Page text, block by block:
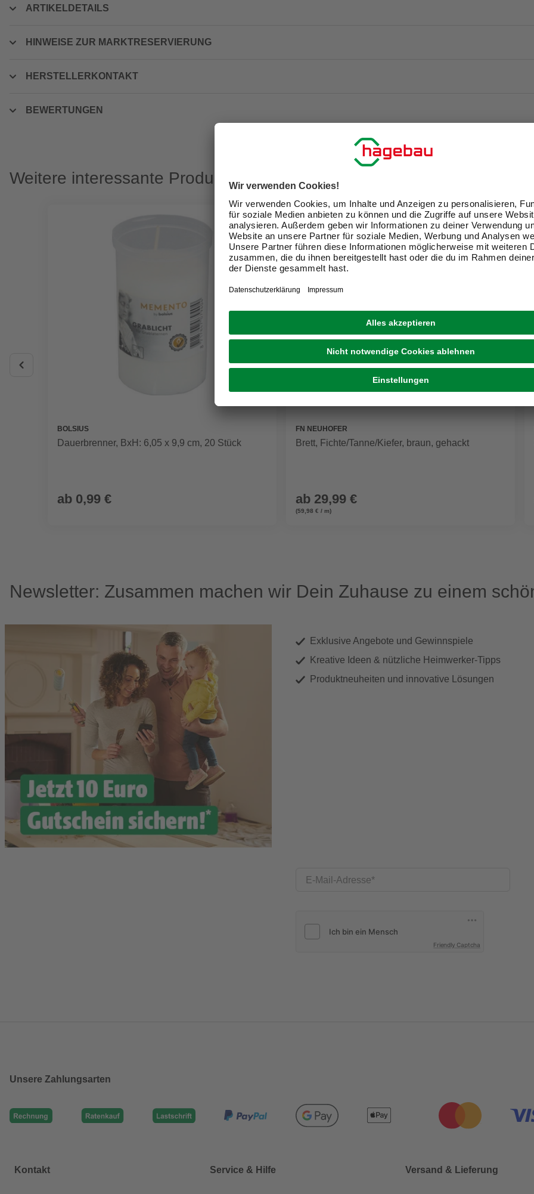
ARTIKELDETAILS
HINWEISE ZUR MARKTRESERVIERUNG
HERSTELLERKONTAKT
BEWERTUNGEN
Weitere interessante Produkte
BOLSIUS
Dauerbrenner, BxH: 6,05 x 9,9 cm, 20 Stück
ab 0,99 €
FN NEUHOFER
Brett, Fichte/Tanne/Kiefer, braun, gehackt
ab 29,99 €
(59,98 € / m)
Newsletter: Zusammen machen wir Dein Zuhause zu einem
Exklusive Angebote und Gewinnspiele
Kreative Ideen & nützliche Heimwerker-Tipps
Produktneuheiten und innovative Lösungen
E-Mail-Adresse
Friendly Captcha
Unsere Zahlungsarten
Kontakt Service & Hilfe Versand & Lieferung